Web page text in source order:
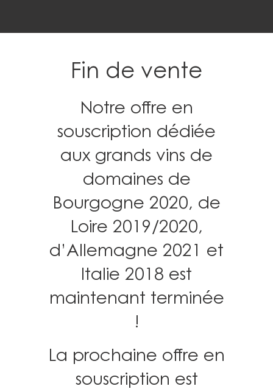
Fin de vente
Notre offre en
souscription dédiée
aux grands vins de
domaines de
Bourgogne 2020, de
Loire 2019/2020,
d’Allemagne 2021 et
Italie 2018 est
maintenant terminée
!
La prochaine offre en
souscription est